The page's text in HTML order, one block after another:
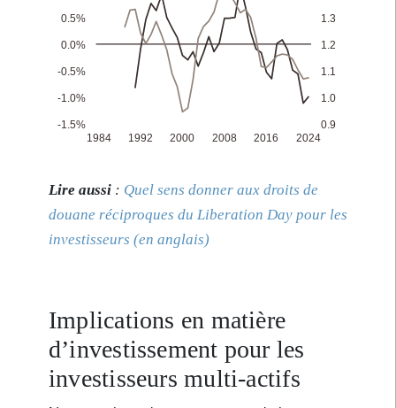
Lire aussi : Quel sens donner aux droits de
douane réciproques du Liberation Day pour les
investisseurs (en anglais)
Implications en matière
d’investissement pour les
investisseurs multi-actifs